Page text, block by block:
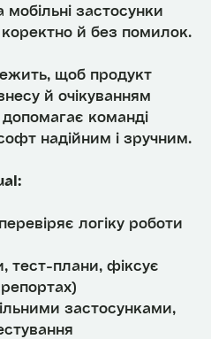
застосунки
й без помилок.
щоб продукт
й очікуванням
команді
надійним і зручним.
логіку роботи
тест-плани, фіксує
застосунками,